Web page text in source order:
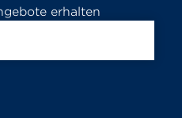
erhalten